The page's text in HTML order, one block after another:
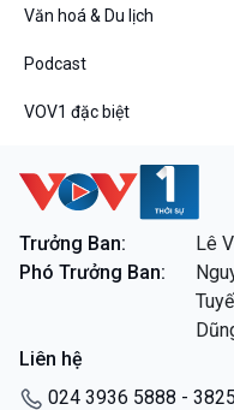
Văn hoá & Du lịch
Podcast
VOV1 đặc biệt
Trưởng Ban:
Lê
Phó Trưởng Ban:
Liên hệ
024 3936 5888 -